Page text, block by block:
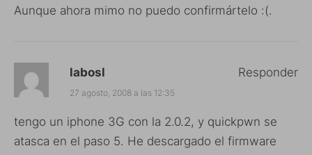
Aunque ahora mimo no puedo confirmártelo :(.
labosl
27 agosto, 2008 a las 12:35
tengo un iphone 3G con la 2.0.2, y quickpwn se
atasca en el paso 5. He descargado el firmware
Responder